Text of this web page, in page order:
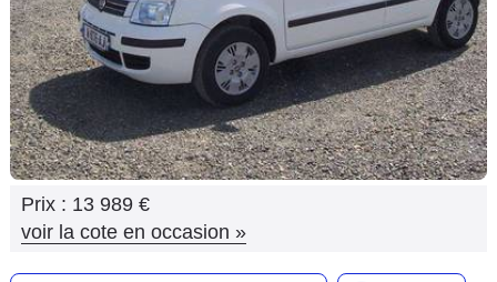
Flottes
Auto
Services
Forum
Moto
Marques
Prix : 13 989 €
voir la cote en occasion »